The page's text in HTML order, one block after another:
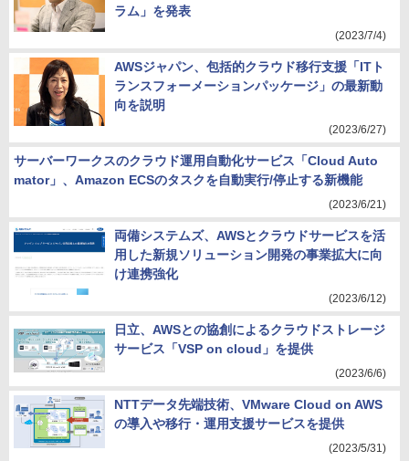
ラム」を発表
(2023/7/4)
AWSジャパン、包括的クラウド移行支援「ITト
ランスフォーメーションパッケージ」の最新動
向を説明
(2023/6/27)
サーバーワークスのクラウド運用自動化サービス「Cloud Auto
mator」、Amazon ECSのタスクを自動実行/停止する新機能
(2023/6/21)
両備システムズ、AWSとクラウドサービスを活
用した新規ソリューション開発の事業拡大に向
け連携強化
(2023/6/12)
日立、AWSとの協創によるクラウドストレージ
サービス「VSP on cloud」を提供
(2023/6/6)
NTTデータ先端技術、VMware Cloud on AWS
の導入や移行・運用支援サービスを提供
(2023/5/31)